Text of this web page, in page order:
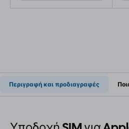
Περιγραφή και προδιαγραφές